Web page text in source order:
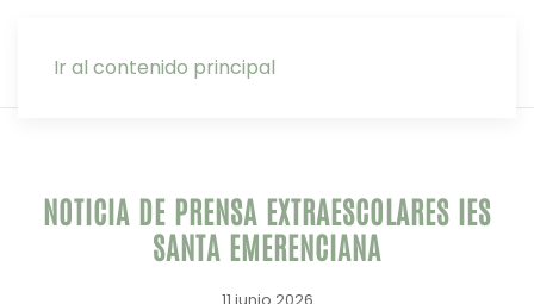
Ir al contenido principal
NOTICIA DE PRENSA EXTRAESCOLARES IES
SANTA EMERENCIANA